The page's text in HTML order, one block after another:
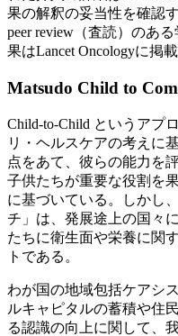
果の解釈の妥当性を確認
peer review（査読）のあ
果はLancet Oncologyに掲載
Matsudo Child to
Child-to-Child というアプ
リ・ヘルスケアの考えに
点をあて、彼らの能力を
子供たちが重要な役割を
に基づいている。しかし
チ」は、発展途上の国々
たちに衛生面や栄養に関
トである。
わが国の地域包括ケアシ
ルキャピタルの蓄積や住
る認識の向上に関して、